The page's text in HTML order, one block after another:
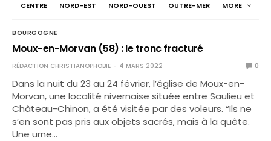
CENTRE NORD-EST NORD-OUEST OUTRE-MER MORE
BOURGOGNE
Moux-en-Morvan (58) : le tronc fracturé
RÉDACTION CHRISTIANOPHOBIE 4 MARS 2022 0
Dans la nuit du 23 au 24 février, l’église de Moux-en-
Morvan, une localité nivernaise située entre Saulieu et
Château-Chinon, a été visitée par des voleurs. “Ils ne
s’en sont pas pris aux objets sacrés, mais à la quête.
Une urne…